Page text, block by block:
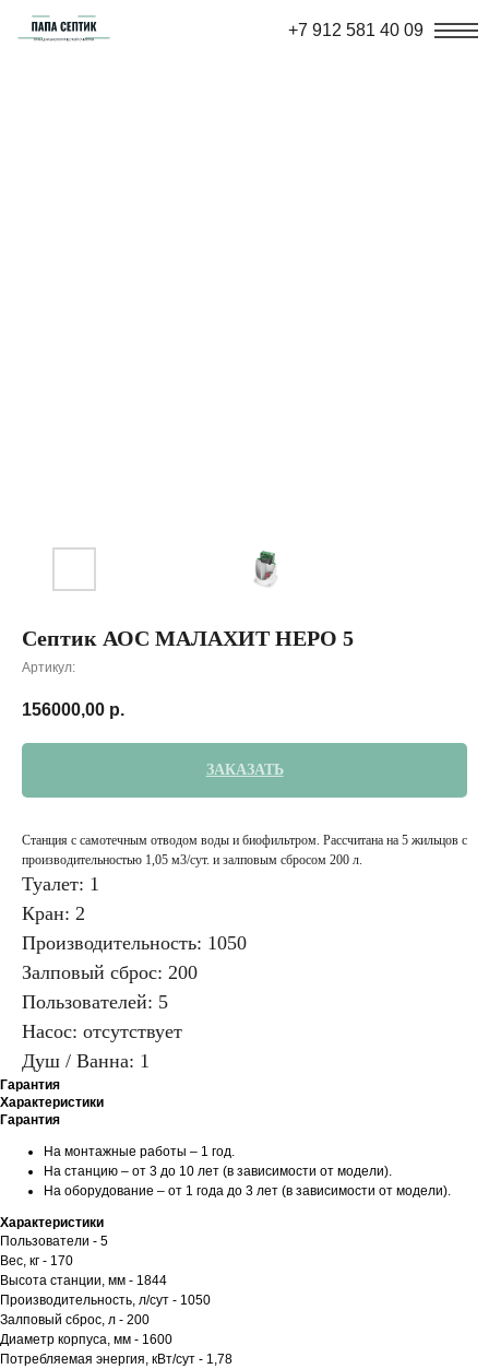
+7 912 581 40 09
Септик АОС МАЛАХИТ НЕРО 5
Артикул:
156000,00 р.
ЗАКАЗАТЬ
Станция с самотечным отводом воды и биофильтром. Рассчитана на 5 жильцов с
производительностью 1,05 м3/сут. и залповым сбросом 200 л.
Туалет: 1
Кран: 2
Производительность: 1050
Залповый сброс: 200
Пользователей: 5
Насос: отсутствует
Душ / Ванна: 1
Гарантия
Характеристики
Гарантия
На монтажные работы – 1 год.
На станцию – от 3 до 10 лет (в зависимости от модели).
На оборудование – от 1 года до 3 лет (в зависимости от модели).
Характеристики
Пользователи - 5
Вес, кг - 170
Высота станции, мм - 1844
Производительность, л/сут - 1050
Залповый сброс, л - 200
Диаметр корпуса, мм - 1600
Потребляемая энергия, кВт/сут - 1,78